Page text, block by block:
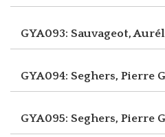
GYA093: Sauvageot,
GYA094: Seghers, Pierre
GYA095: Seghers, Pierre